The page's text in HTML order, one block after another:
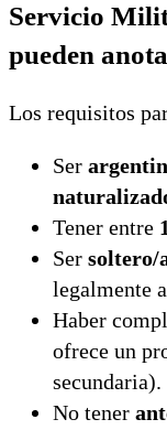
Servicio
pueden
Los requisitos
Ser
Tener entre
Ser soltero/
legalmente
Haber
ofrece un
secundaria).
No tener